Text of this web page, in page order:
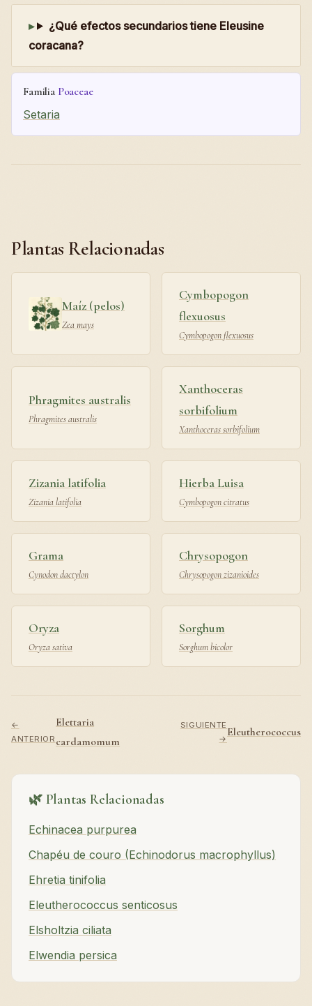
¿Qué efectos secundarios tiene Eleusine
coracana?
Familia Poaceae
Setaria
Plantas Relacionadas
Maíz (pelos)
Zea mays
Cymbopogon
flexuosus
Cymbopogon flexuosus
Phragmites australis
Phragmites australis
Xanthoceras
sorbifolium
Xanthoceras sorbifolium
Zizania latifolia
Zizania latifolia
Hierba Luisa
Cymbopogon citratus
Grama
Cynodon dactylon
Chrysopogon
Chrysopogon zizanioides
Oryza
Oryza sativa
Sorghum
Sorghum bicolor
←
ANTERIOR
Elettaria
cardamomum
SIGUIENTE
→ Eleutherococcus
🌿 Plantas Relacionadas
Echinacea purpurea
Chapéu de couro (Echinodorus macrophyllus)
Ehretia tinifolia
Eleutherococcus senticosus
Elsholtzia ciliata
Elwendia persica